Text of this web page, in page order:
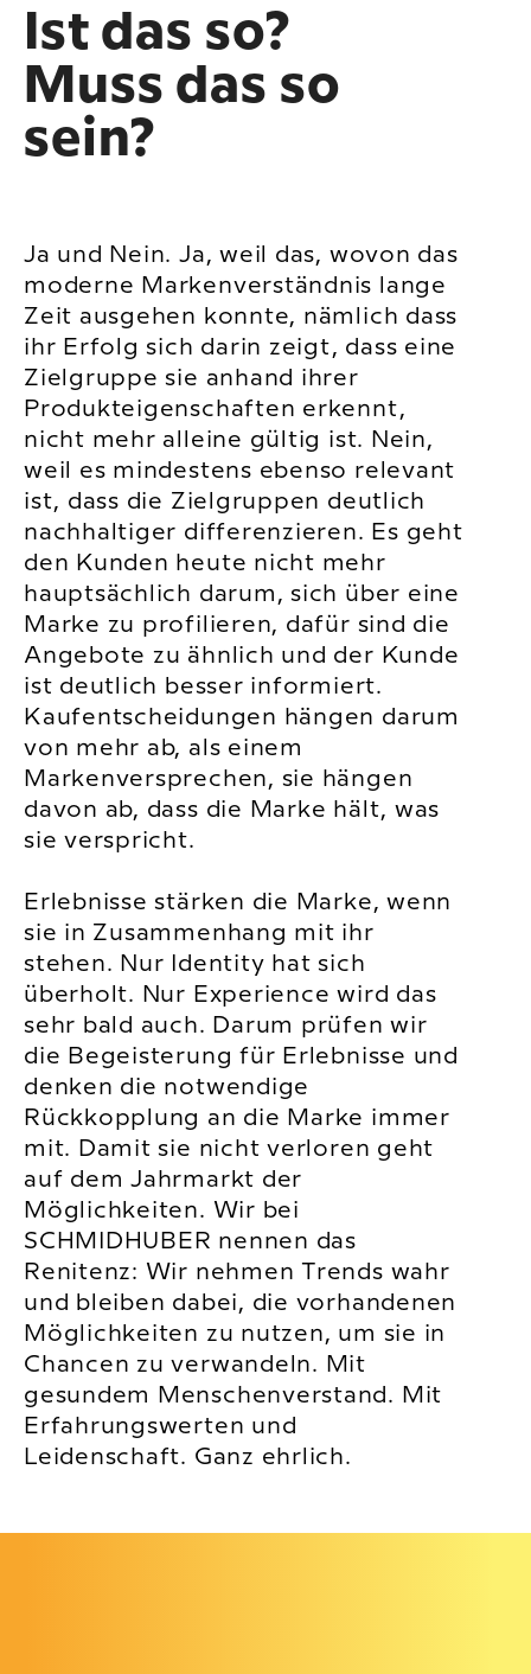
Ist das so?
Muss das so
sein?
Ja und Nein. Ja, weil das, wovon das
moderne Markenverständnis lange
Zeit ausgehen konnte, nämlich dass
ihr Erfolg sich darin zeigt, dass eine
Zielgruppe sie anhand ihrer
Produkteigenschaften erkennt,
nicht mehr alleine gültig ist. Nein,
weil es mindestens ebenso relevant
ist, dass die Zielgruppen deutlich
nachhaltiger differenzieren. Es geht
den Kunden heute nicht mehr
hauptsächlich darum, sich über eine
Marke zu profilieren, dafür sind die
Angebote zu ähnlich und der Kunde
ist deutlich besser informiert.
Kaufentscheidungen hängen darum
von mehr ab, als einem
Markenversprechen, sie hängen
davon ab, dass die Marke hält, was
sie verspricht.
Erlebnisse stärken die Marke, wenn
sie in Zusammenhang mit ihr
stehen. Nur Identity hat sich
überholt. Nur Experience wird das
sehr bald auch. Darum prüfen wir
die Begeisterung für Erlebnisse und
denken die notwendige
Rückkopplung an die Marke immer
mit. Damit sie nicht verloren geht
auf dem Jahrmarkt der
Möglichkeiten. Wir bei
SCHMIDHUBER nennen das
Renitenz: Wir nehmen Trends wahr
und bleiben dabei, die vorhandenen
Möglichkeiten zu nutzen, um sie in
Chancen zu verwandeln. Mit
gesundem Menschenverstand. Mit
Erfahrungswerten und
Leidenschaft. Ganz ehrlich.